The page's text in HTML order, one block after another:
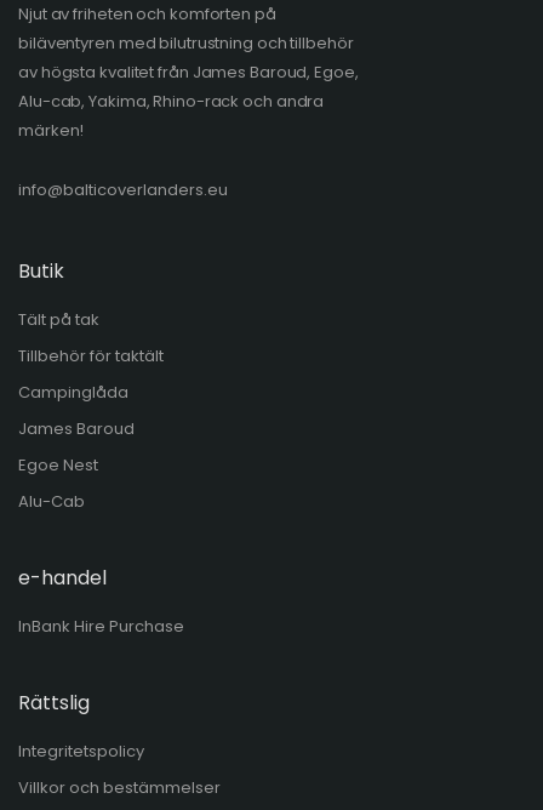
Njut av friheten och komforten på
biläventyren med bilutrustning och tillbehör
av högsta kvalitet från James Baroud, Egoe,
Alu-cab, Yakima, Rhino-rack och andra
märken!
info@balticoverlanders.eu
Butik
Tält på tak
Tillbehör för taktält
Campinglåda
James Baroud
Egoe Nest
Alu-Cab
e-handel
InBank Hire Purchase
Rättslig
Integritetspolicy
Villkor och bestämmelser